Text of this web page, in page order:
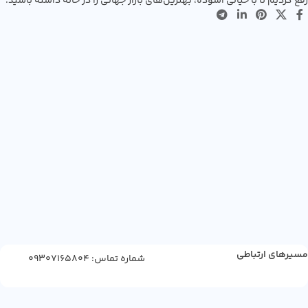
مسیرهای ارتباطی
شماره تماس: 09307165804